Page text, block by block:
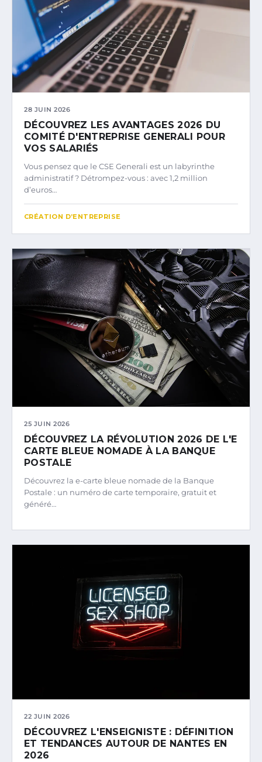
28 JUIN 2026
DÉCOUVREZ LES AVANTAGES 2026 DU
COMITÉ D'ENTREPRISE GENERALI POUR
VOS SALARIÉS
Vous pensez que le CSE Generali est un labyrinthe
administratif ? Détrompez-vous : avec 1,2 million
d’euros…
CRÉATION D’ENTREPRISE
25 JUIN 2026
DÉCOUVREZ LA RÉVOLUTION 2026 DE L'E
CARTE BLEUE NOMADE À LA BANQUE
POSTALE
Découvrez la e-carte bleue nomade de la Banque
Postale : un numéro de carte temporaire, gratuit et
généré…
22 JUIN 2026
DÉCOUVREZ L'ENSEIGNISTE : DÉFINITION
ET TENDANCES AUTOUR DE NANTES EN
2026